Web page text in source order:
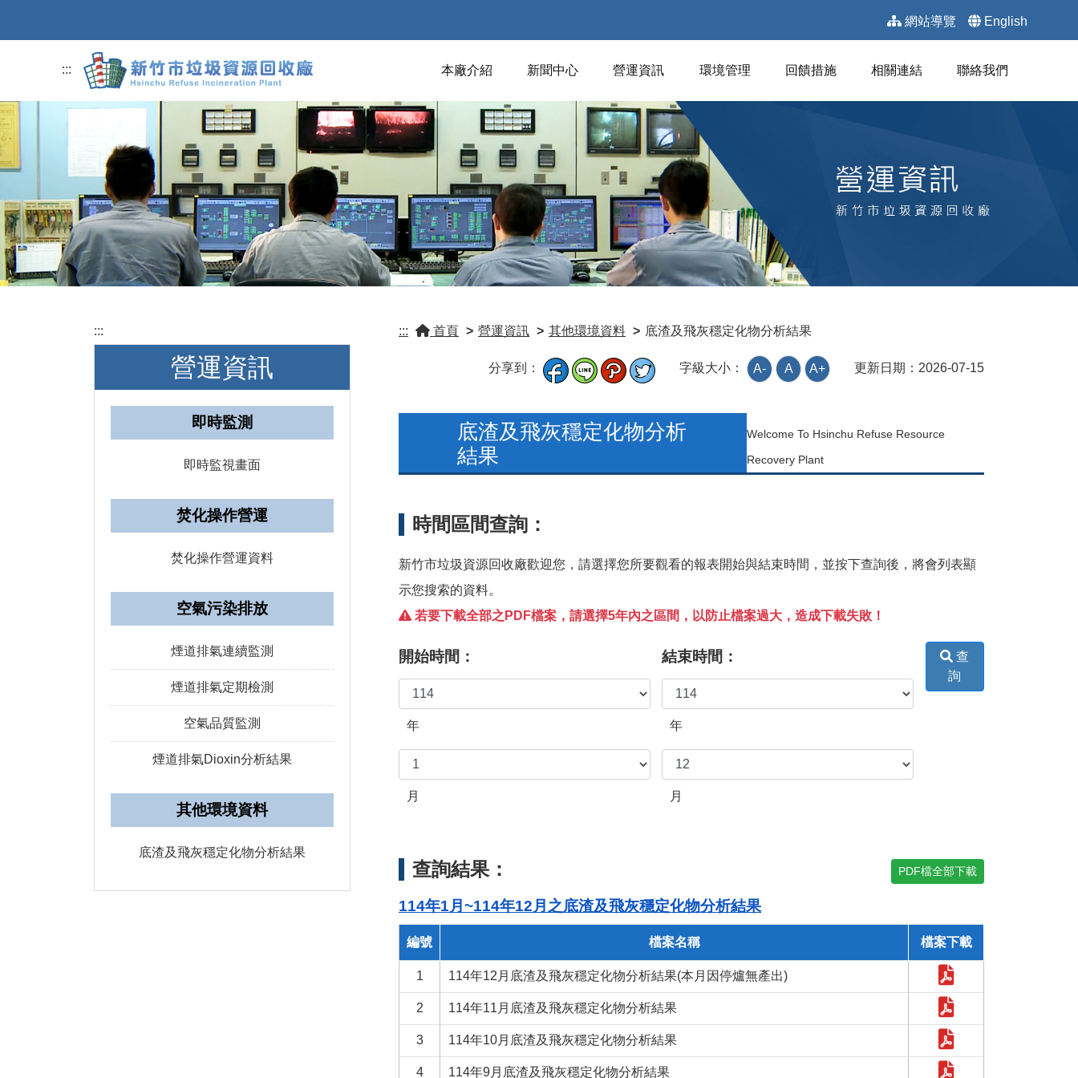
跳到主要內容
:::
網站導覽 English
本廠介紹 新聞中心 營運資訊 環境管理 回饋措施 相關連結 聯絡我們
:::
營運資訊
即時監測
即時監視畫面
焚化操作營運
焚化操作營運資料
空氣污染排放
煙道排氣連續監測
煙道排氣定期檢測
空氣品質監測
煙道排氣Dioxin分析結果
其他環境資料
底渣及飛灰穩定化物分析結果
::: 首頁 > 營運資訊 > 其他環境資料 > 底渣及飛灰穩定化物分析結果
分享到： 字級大小： A- A A+ 更新日期： 2026-07-15
底渣及飛灰穩定化物分析
結果
Welcome To Hsinchu Refuse Resource
Recovery Plant
時間區間查詢：
新竹市垃圾資源回收廠歡迎您，請選擇您所要觀看的報表開始與結束時間，並按下查詢後，將會列表顯
示您搜索的資料。
若要下載全部之PDF檔案，請選擇5年內之區間，以防止檔案過大，造成下載失敗！
開始時間：
年
月
結束時間：
年
月
查
詢
查詢結果： PDF檔全部下載
114年1月~114年12月之底渣及飛灰穩定化物分析結果
編號 檔案名稱 檔案下載
1 114年12月底渣及飛灰穩定化物分析結果(本月因停爐無產出)
2 114年11月底渣及飛灰穩定化物分析結果
3 114年10月底渣及飛灰穩定化物分析結果
4 114年9月底渣及飛灰穩定化物分析結果